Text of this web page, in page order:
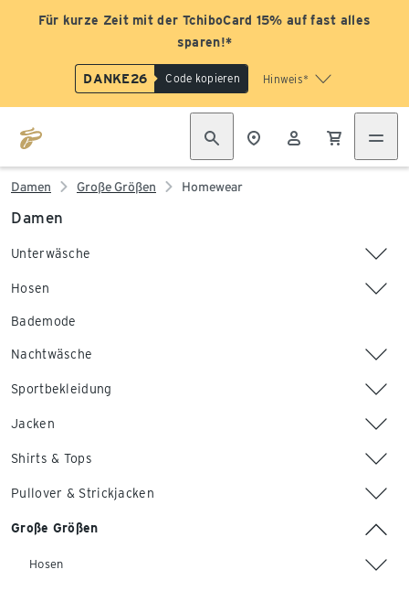
Für kurze Zeit mit der TchiboCard 15% auf fast alles
sparen!*
DANKE26 Code kopieren Hinweis*
Damen Große Größen Homewear
Damen
Unterwäsche
Hosen
Bademode
Nachtwäsche
Sportbekleidung
Jacken
Shirts & Tops
Pullover & Strickjacken
Große Größen
Hosen